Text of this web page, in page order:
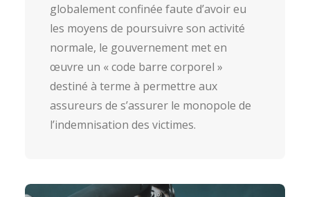
globalement confinée faute d’avoir eu
les moyens de poursuivre son activité
normale, le gouvernement met en
œuvre un « code barre corporel »
destiné à terme à permettre aux
assureurs de s’assurer le monopole de
l’indemnisation des victimes.